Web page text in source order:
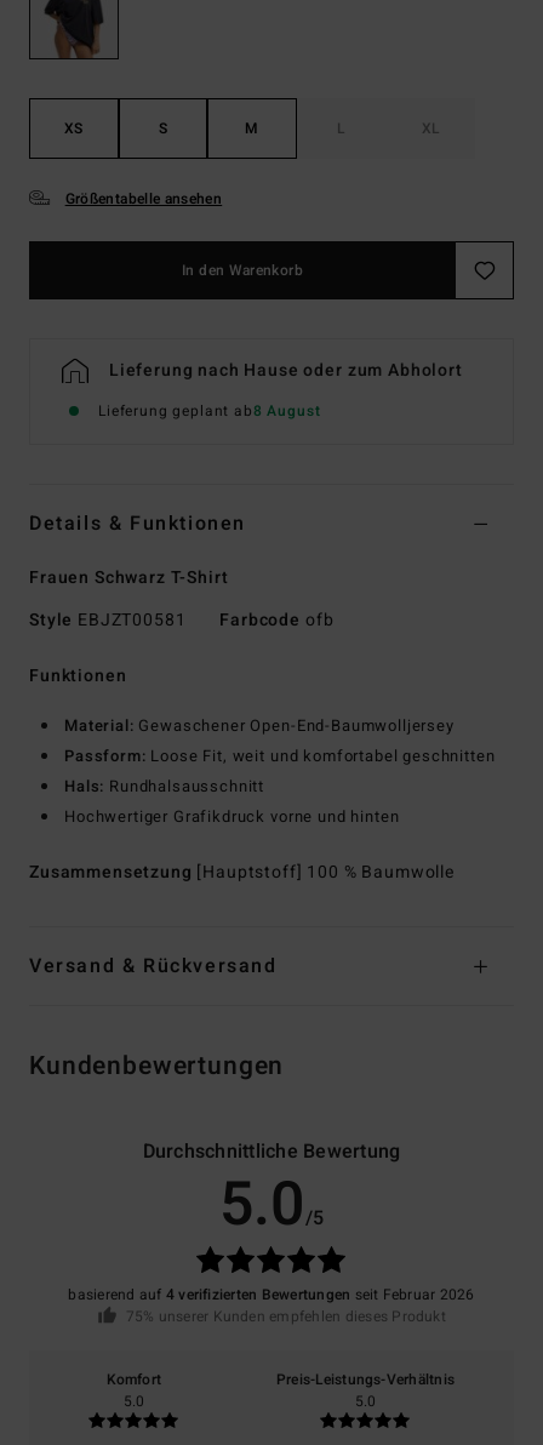
XS S M L XL
Größentabelle ansehen
In den Warenkorb
Lieferung nach Hause oder zum Abholort
Lieferung geplant ab8 August
Details & Funktionen
Frauen Schwarz T-Shirt
Style EBJZT00581 Farbcode ofb
Funktionen
Material: Gewaschener Open-End-Baumwolljersey
Passform: Loose Fit, weit und komfortabel geschnitten
Hals: Rundhalsausschnitt
Hochwertiger Grafikdruck vorne und hinten
Zusammensetzung [Hauptstoff] 100 % Baumwolle
Versand & Rückversand
Kundenbewertungen
Durchschnittliche Bewertung
5.0/5
basierend auf 4 verifizierten Bewertungen seit Februar 2026
75% unserer Kunden empfehlen dieses Produkt
Komfort
5.0
Preis-Leistungs-Verhältnis
5.0